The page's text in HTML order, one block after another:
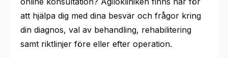
att hjälpa dig med dina besvär och frågor kring
din diagnos, val av behandling, rehabilitering
samt riktlinjer före eller efter operation.